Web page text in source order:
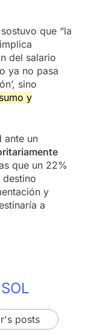
que “la
del salario
ya no pasa
sino
y
ante un
que un 22%
y
a
posts